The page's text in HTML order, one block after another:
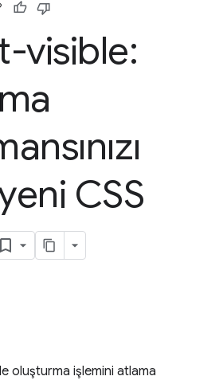
visible:
CSS
oluşturma işlemini atlama